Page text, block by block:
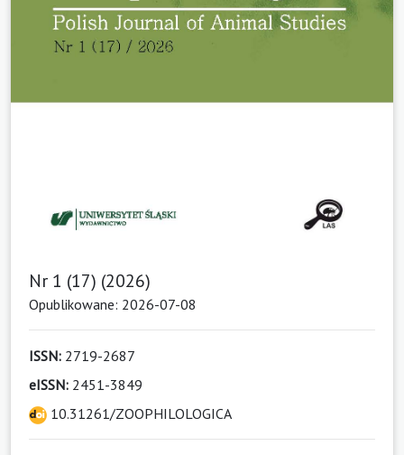
Nr 1 (17) (2026)
Opublikowane: 2026-07-08
ISSN: 2719-2687
eISSN: 2451-3849
10.31261/ZOOPHILOLOGICA